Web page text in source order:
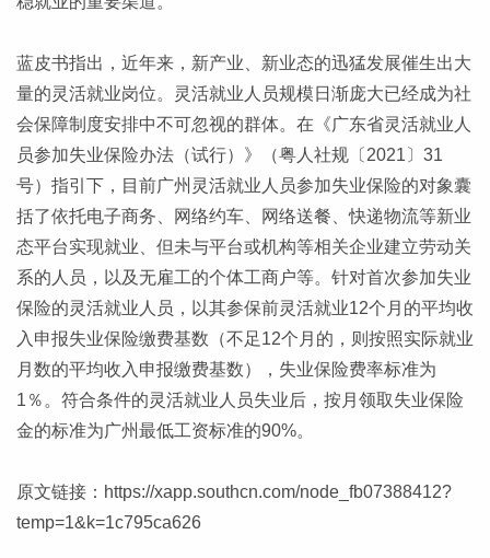
蓝皮书指出，近年来，新产业、新业态的迅猛发展催生出大
量的灵活就业岗位。灵活就业人员规模日渐庞大已经成为社
会保障制度安排中不可忽视的群体。在《广东省灵活就业人
员参加失业保险办法（试行）》（粤人社规〔2021〕31
号）指引下，目前广州灵活就业人员参加失业保险的对象囊
括了依托电子商务、网络约车、网络送餐、快递物流等新业
态平台实现就业、但未与平台或机构等相关企业建立劳动关
系的人员，以及无雇工的个体工商户等。针对首次参加失业
保险的灵活就业人员，以其参保前灵活就业12个月的平均收
入申报失业保险缴费基数（不足12个月的，则按照实际就业
月数的平均收入申报缴费基数），失业保险费率标准为
1％。符合条件的灵活就业人员失业后，按月领取失业保险
金的标准为广州最低工资标准的90%。
原文链接： https://xapp.southcn.com/node_fb07388412?
temp=1&k=1c795ca626